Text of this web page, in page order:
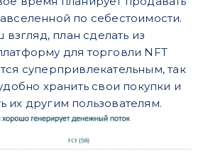
по себестоимости.
план сделать из
для торговли NFT
суперпривлекательным, так
хранить свои покупки и
их другим пользователям.